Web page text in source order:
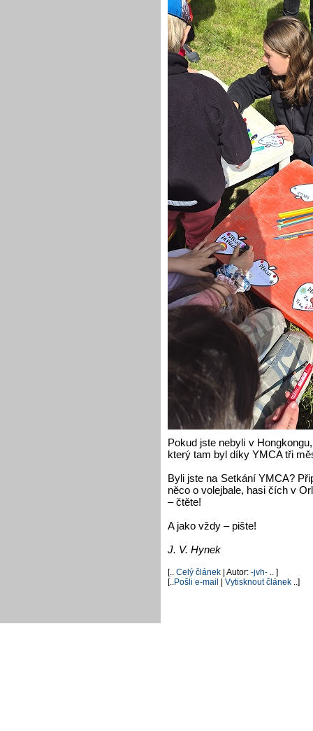
Pokud jste nebyli v
který tam byl díky YMCA tři
Byli jste na Setkání YMCA?
něco o volejbale, hasi čích v
– čtěte!
A jako vždy – pište!
J. V. Hynek
[.. Celý článek | Autor: -jvh- .. ]
[.. Pošli e-mail | Vytisknout článek ..]